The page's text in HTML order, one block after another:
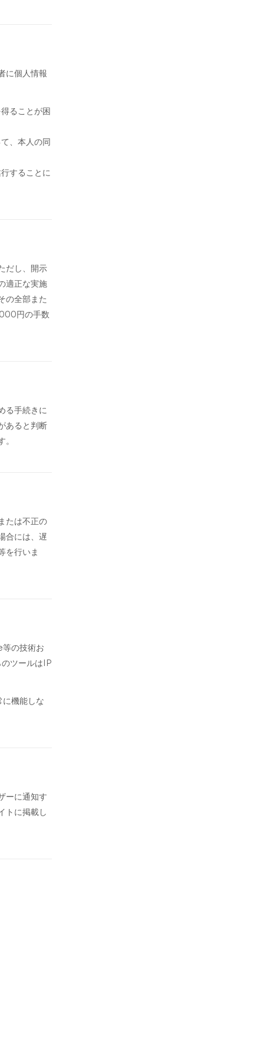
に個人情報
ることが困
、本人の同
することに
だし、開示
適正な実施
の全部また
円の手数
る手続きに
あると判断
たは不正の
合には、遅
を行いま
の技術お
ツールはIP
機能しな
ーに通知す
トに掲載し